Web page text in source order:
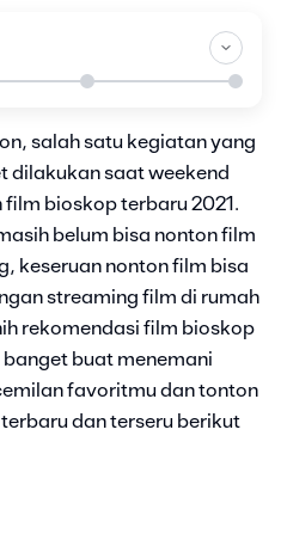
salah satu kegiatan yang
dilakukan saat weekend
bioskop terbaru 2021.
belum bisa nonton film
keseruan nonton film bisa
streaming film di rumah
rekomendasi film bioskop
buat menemani
favoritmu dan tonton
dan terseru berikut